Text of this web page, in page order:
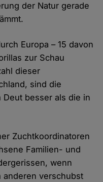
der Natur gerade
Europa – 15 davon
zur Schau
dieser
sind die
besser als die in
Zuchtkoordinatoren
Familien- und
wenn
anderen verschubst